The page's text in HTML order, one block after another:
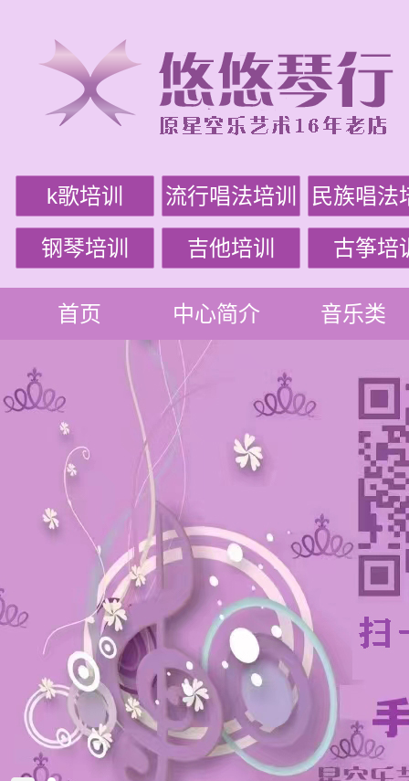
k歌培训 流行唱法培训 民族唱法
钢琴培训 吉他培训 古筝培
首页 中心简介 音乐类